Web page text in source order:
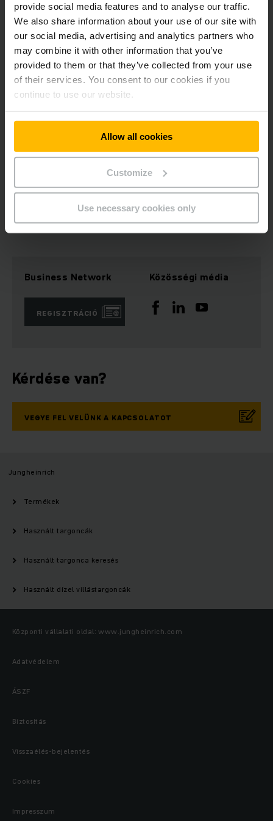
provide social media features and to analyse our traffic.
We also share information about your use of our site with
our social media, advertising and analytics partners who
may combine it with other information that you’ve
provided to them or that they’ve collected from your use
of their services. You consent to our cookies if you
continue to use our website.
Allow all cookies
Customize
Use necessary cookies only
valamint arról, milyen energiahatékonyés mennyire könnyű
feltankolni. Amikor egy használt dízeltargonca vásárlását
választja, akkor egy új targoncavásárláshoz képest felelős
döntésével a CO2 kibocsátása akár 80%-kal is
csökkenthető.
Inkább egy másik típusú használt targoncát választana?
biztosan megtallálja az Önnek tökéletes eszközt.
Ha inkább bérelné a targoncát, mint vásárolna, választhat
bérelhető targoncáinkkészletéből is. Mindemellett
természetesen rendelkezésére állnak
targoncáinkis, ha új gép vásárlását tartja előnyösebbnek.
Telefon
+36 23 531 500
KAPCSOLAT FELVÉTELE
Business Network
REGISZTRÁCIÓ
Közösségi média
Kérdése van?
VEGYE FEL VELÜNK A KAPCSOLATOT
Jungheinrich
Termékek
Használt targoncák
Használt targonca keresés
Használt dízel villástargoncák
Központi vállalati oldal: www.jungheinrich.com
Adatvédelem
ÁSZF
Biztosítás
Visszaélés-bejelentés
Cookies
Impresszum